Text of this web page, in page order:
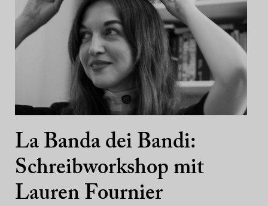
La Banda dei Bandi:
Schreibworkshop mit
Lauren Fournier